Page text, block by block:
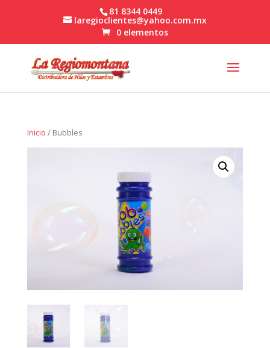
81 8344 0449
laregioclientes@yahoo.com.mx
0 elementos
Inicio / Bubbles